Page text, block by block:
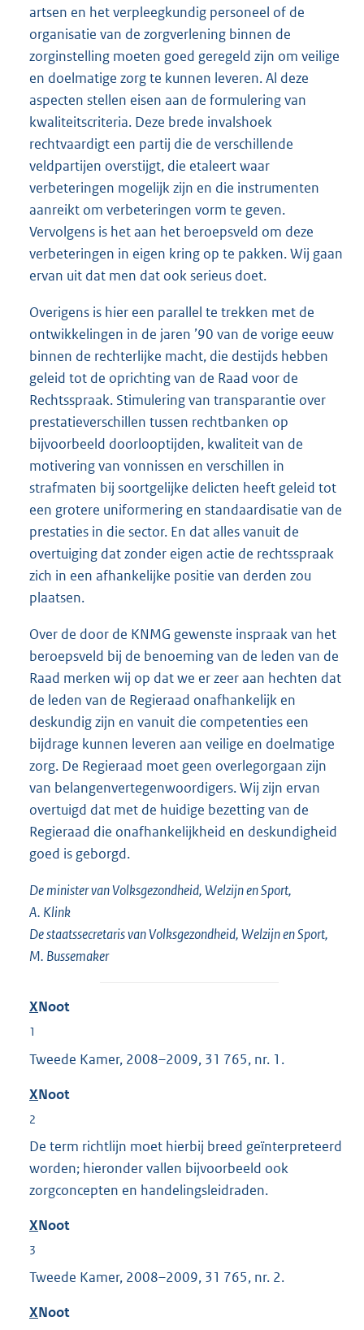
artsen en het verpleegkundig personeel of de
organisatie van de zorgverlening binnen de
zorginstelling moeten goed geregeld zijn om veilige
en doelmatige zorg te kunnen leveren. Al deze
aspecten stellen eisen aan de formulering van
kwaliteitscriteria. Deze brede invalshoek
rechtvaardigt een partij die de verschillende
veldpartijen overstijgt, die etaleert waar
verbeteringen mogelijk zijn en die instrumenten
aanreikt om verbeteringen vorm te geven.
Vervolgens is het aan het beroepsveld om deze
verbeteringen in eigen kring op te pakken. Wij gaan
ervan uit dat men dat ook serieus doet.
Overigens is hier een parallel te trekken met de
ontwikkelingen in de jaren ’90 van de vorige eeuw
binnen de rechterlijke macht, die destijds hebben
geleid tot de oprichting van de Raad voor de
Rechtsspraak. Stimulering van transparantie over
prestatieverschillen tussen rechtbanken op
bijvoorbeeld doorlooptijden, kwaliteit van de
motivering van vonnissen en verschillen in
strafmaten bij soortgelijke delicten heeft geleid tot
een grotere uniformering en standaardisatie van de
prestaties in die sector. En dat alles vanuit de
overtuiging dat zonder eigen actie de rechtsspraak
zich in een afhankelijke positie van derden zou
plaatsen.
Over de door de KNMG gewenste inspraak van het
beroepsveld bij de benoeming van de leden van de
Raad merken wij op dat we er zeer aan hechten dat
de leden van de Regieraad onafhankelijk en
deskundig zijn en vanuit die competenties een
bijdrage kunnen leveren aan veilige en doelmatige
zorg. De Regieraad moet geen overlegorgaan zijn
van belangenvertegenwoordigers. Wij zijn ervan
overtuigd dat met de huidige bezetting van de
Regieraad die onafhankelijkheid en deskundigheid
goed is geborgd.
De minister van Volksgezondheid, Welzijn en Sport,
A. Klink
De staatssecretaris van Volksgezondheid, Welzijn en Sport,
M. Bussemaker
XNoot
1
Tweede Kamer, 2008–2009, 31 765, nr. 1.
XNoot
2
De term richtlijn moet hierbij breed geïnterpreteerd
worden; hieronder vallen bijvoorbeeld ook
zorgconcepten en handelingsleidraden.
XNoot
3
Tweede Kamer, 2008–2009, 31 765, nr. 2.
XNoot